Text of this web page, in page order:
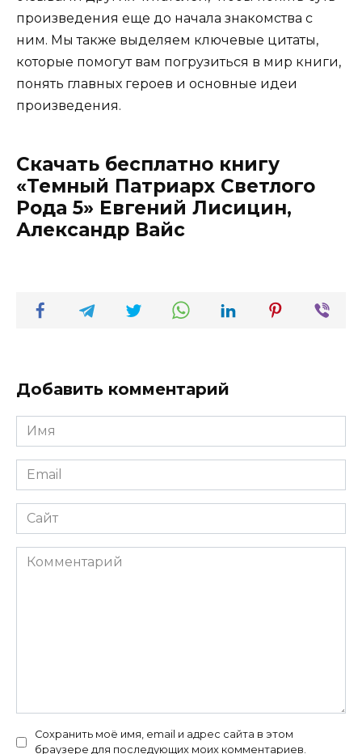
произведения еще до начала знакомства с
ним. Мы также выделяем ключевые цитаты,
которые помогут вам погрузиться в мир книги,
понять главных героев и основные идеи
произведения.
Скачать бесплатно книгу
«Темный Патриарх Светлого
Рода 5» Евгений Лисицин,
Александр Вайс
Добавить комментарий
Имя
*
Email
*
Сайт
Комментарий
Сохранить моё имя, email и адрес сайта в этом
браузере для последующих моих комментариев.